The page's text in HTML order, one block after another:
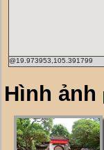
@19.973953,105.391799
Hình ảnh